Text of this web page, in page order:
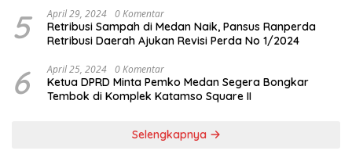
5 April 29, 2024 0 Komentar
Retribusi Sampah di Medan Naik, Pansus Ranperda
Retribusi Daerah Ajukan Revisi Perda No 1/2024
6 April 25, 2024 0 Komentar
Ketua DPRD Minta Pemko Medan Segera Bongkar
Tembok di Komplek Katamso Square II
Selengkapnya